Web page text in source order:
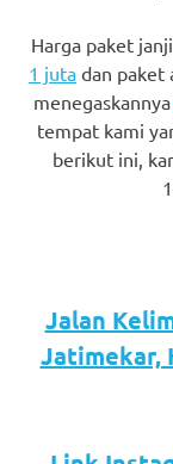
watches.
24
Hours
Discover
More
Harga paket
1 juta dan paket
menegaskannya
tempat kami
berikut ini,
Jalan
Jatimekar,